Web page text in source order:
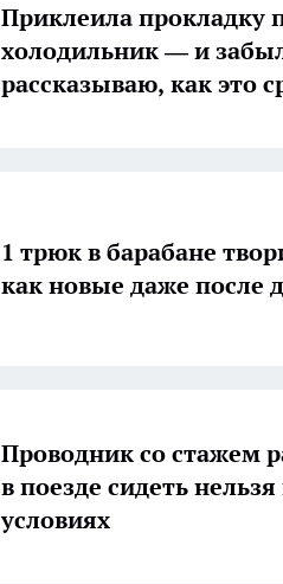
Приклеила прокладку
холодильник — и
рассказываю, как это
1 трюк в барабане
как новые даже после
Проводник со стажем
в поезде сидеть
условиях